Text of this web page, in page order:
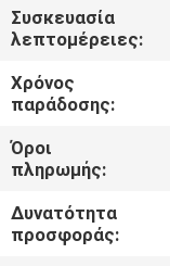
ΜΑΣ
ΕΛΆΤΕ
ΣΕ
ΕΠΑΦΉ
ΜΕ
ΕΙΔΉΣΕΙΣ
Συσκευασία
λεπτομέρειες:
Χρόνος
παράδοσης:
Όροι
πληρωμής:
Δυνατότητα
προσφοράς: